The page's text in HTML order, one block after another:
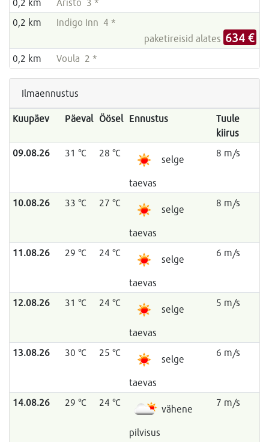
0,2 km
Aristo 3 *
0,2 km
Indigo Inn 4 *
paketireisid alates 634 €
0,2 km Voula 2 *
Ilmaennustus
Kuupäev Päeval Öösel Ennustus
Tuule
kiirus
09.08.26
31 °C 28 °C
selge
taevas
8 m/s
10.08.26 33 °C 27 °C
selge
taevas
8 m/s
11.08.26 29 °C 24 °C
selge
taevas
6 m/s
12.08.26 31 °C 24 °C
selge
taevas
5 m/s
13.08.26 30 °C 25 °C
selge
taevas
6 m/s
14.08.26 29 °C 24 °C
vähene
pilvisus
7 m/s